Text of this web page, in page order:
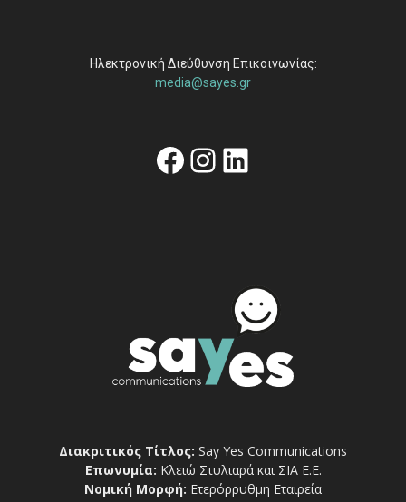
Ηλεκτρονική Διεύθυνση Επικοινωνίας:
media@sayes.gr
Facebook
Instagram
Linkedin
Διακριτικός Τίτλος: Say Yes Communications
Επωνυμία: Κλειώ Στυλιαρά και ΣΙΑ Ε.Ε.
Νομική Μορφή: Ετερόρρυθμη Εταιρεία